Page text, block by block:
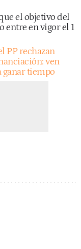
el objetivo del
entre en vigor el 1
PP rechazan
ven
ganar tiempo